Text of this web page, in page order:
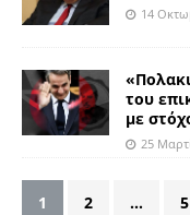
14
του
με
25
1 2 … 5